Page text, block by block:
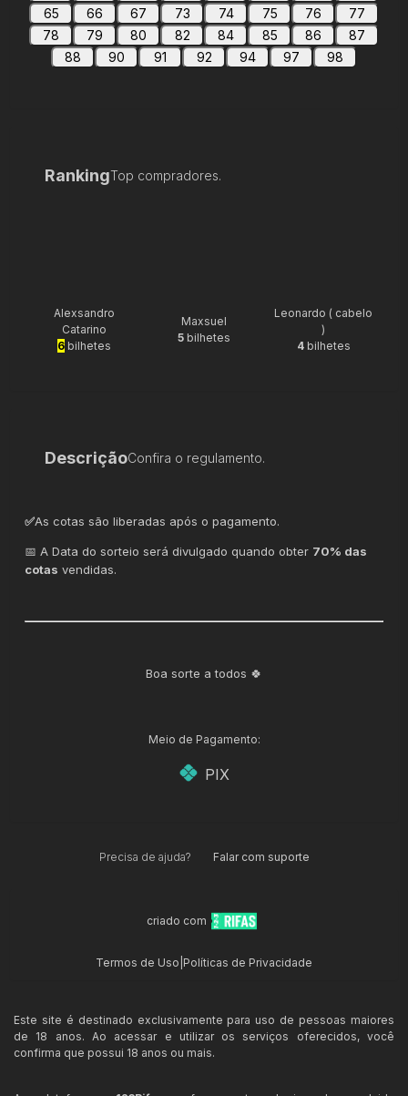
65
66 67 73 74 75 76
77
78
79 80 82 84 85 86
87
88
90 91 92 94 97 98
RankingTop compradores.
Alexsandro
Catarino
6 bilhetes
Maxsuel
5bilhetes
Leonardo ( cabelo
)
4bilhetes
DescriçãoConfira o regulamento.
✅As cotas são liberadas após o pagamento.
📅 A Data do sorteio será divulgado quando obter 70% das
cotas vendidas.
Boa sorte a todos 🍀
Meio de Pagamento:
PIX
Precisa de ajuda? Falar com suporte
criado com
Termos de Uso Políticas de Privacidade
Este site é destinado exclusivamente para uso de pessoas maiores
de 18 anos. Ao acessar e utilizar os serviços oferecidos, você
confirma que possui 18 anos ou mais.